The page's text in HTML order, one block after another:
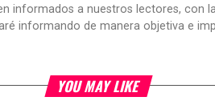
informados a nuestros lectores, con
informando de manera objetiva e
YOU MAY LIKE